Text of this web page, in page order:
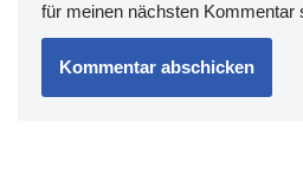
für meinen nächsten Kommentar